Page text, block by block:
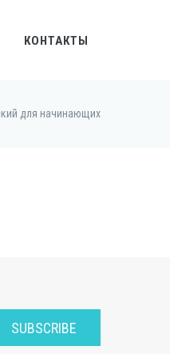
КОНТАКТЫ
для начинающих
SUBSCRIBE